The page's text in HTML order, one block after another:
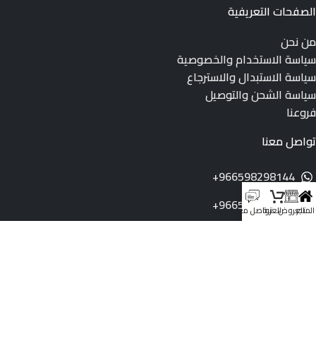
الصفحات التعريفية
من نحن
سياسة الاستخدام والخصوصية
سياسة الاستبدال والاسترجاع
سياسة الشحن والتوصيل
فروعنا
تواصل معنا
966598298144+
966598298144+المتجرالعروضالعربةتواصل معنا